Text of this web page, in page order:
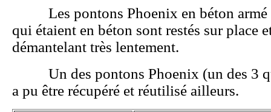
Les pontons Phoenix en béton armé
qui étaient en béton sont restés sur place
démantelant très lentement.
Un des pontons Phoenix (un des 3
a pu être récupéré et réutilisé ailleurs.